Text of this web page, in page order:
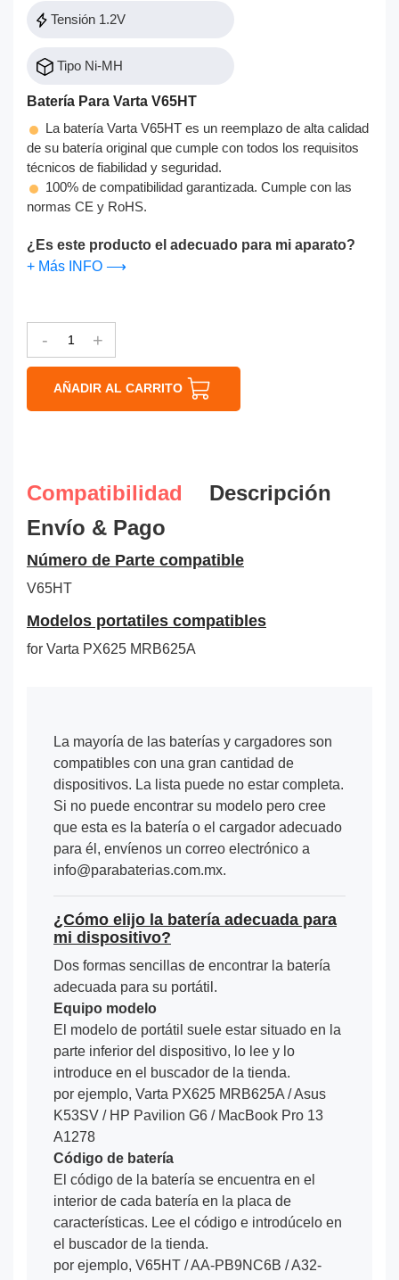
Tensión 1.2V
Tipo Ni-MH
Batería Para Varta V65HT
La batería Varta V65HT es un reemplazo de alta calidad
de su batería original que cumple con todos los requisitos
técnicos de fiabilidad y seguridad.
100% de compatibilidad garantizada. Cumple con las
normas CE y RoHS.
¿Es este producto el adecuado para mi aparato?
+ Más INFO ⟶
- +
AÑADIR AL CARRITO
Compatibilidad
Descripción
Envío & Pago
Número de Parte compatible
V65HT
Modelos portatiles compatibles
for Varta PX625 MRB625A
La mayoría de las baterías y cargadores son
compatibles con una gran cantidad de
dispositivos. La lista puede no estar completa.
Si no puede encontrar su modelo pero cree
que esta es la batería o el cargador adecuado
para él, envíenos un correo electrónico a
info@parabaterias.com.mx.
¿Cómo elijo la batería adecuada para
mi dispositivo?
Dos formas sencillas de encontrar la batería
adecuada para su portátil.
Equipo modelo
El modelo de portátil suele estar situado en la
parte inferior del dispositivo, lo lee y lo
introduce en el buscador de la tienda.
por ejemplo, Varta PX625 MRB625A / Asus
K53SV / HP Pavilion G6 / MacBook Pro 13
A1278
Código de batería
El código de la batería se encuentra en el
interior de cada batería en la placa de
características. Lee el código e introdúcelo en
el buscador de la tienda.
por ejemplo, V65HT / AA-PB9NC6B / A32-